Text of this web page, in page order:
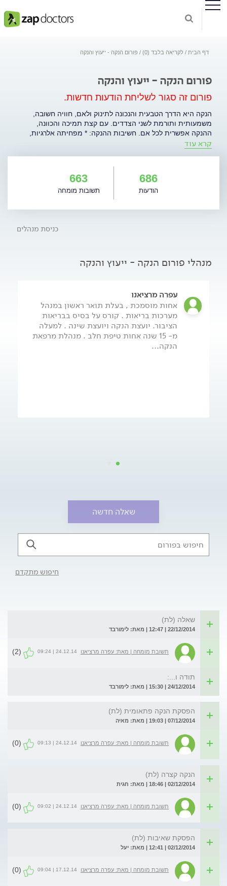
דף הבית לקריאה בלבד (0) פורום הנקה - ייעוץ והנקה
פורום הנקה - ייעוץ והנקה
פורום זה סגור לשליחת הודעות חדשות.
הנקה היא הדרך הטבעית והנכונה לתינוק ולאם, חוויה חשובה,
משמעותית ותורמת לשני הצדדים. עם קצת תמיכה והכוונה,
ההנקה אפשרית לכל אם. חשיבות ההנקה: * מפחיתה אלרגיות,
מחלות זיהומיות, סוכרת נעורים, מוות עריסה. * תורמת להתפתחות
קרא עוד
686
הודעות
663
תשובות מומחה
כניסת מנהלים
מנהלי פורום הנקה - ייעוץ והנקה
עפרה מרציאנו
אחות מוסמכת , בעלת תואר ראשון במנהל
מערכות בריאות . קורס על בסיס בבריאות
הציבור. יועצת הנקה ויועצת שינה . למעלה
מ- 15 שנה אחות טיפת חלב . מנהלת מרפאת
הנקה...
שאלה חדשה
חיפוש מתקדם
שאלה (לת)
22/12/2014 | 12:47 | מאת: לימורבד
תשובת מומחה | מאת: עפרה מרציאנו 24.12.14 | 09:24
(2)
תודה ו...:
24/12/2014 | 15:30 | מאת: לימורבד
הפסקת הנקה פתאומית (לת)
07/12/2014 | 19:03 | מאת: מאיה
תשובת מומחה | מאת: עפרה מרציאנו 24.12.14 | 09:13
(0)
הנקה קצרה (לת)
02/12/2014 | 18:46 | מאת: חגית
תשובת מומחה | מאת: עפרה מרציאנו 24.12.14 | 09:02
(0)
הפסקת שאיבות (לת)
02/12/2014 | 12:41 | מאת: יעל
תשובת מומחה | מאת: עפרה מרציאנו 17.12.14 | 09:04
(0)